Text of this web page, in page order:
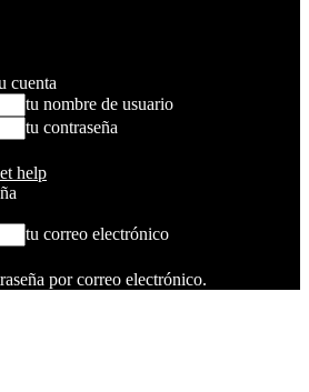
cuenta
tu nombre de usuario
tu contraseña
help
tu correo electrónico
por correo electrónico.